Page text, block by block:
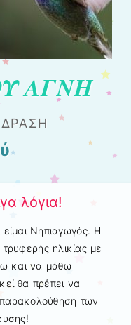
ΑΓΝΗ
λόγια!
Νηπιαγωγός. Η
ηλικίας με
και να μάθω
θα πρέπει να
των